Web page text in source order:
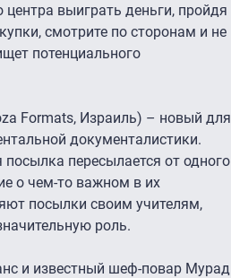
выиграть деньги, пройдя
смотрите по сторонам и не
потенциального
Formats, Израиль) – новый для
документалистики.
пересылается от одного
о чем-то важном в их
посылки своим учителям,
роль.
и известный шеф-повар Мурад